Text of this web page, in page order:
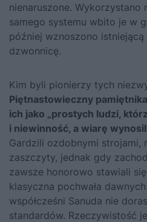
nienaruszone. Wykorzystano
samego systemu wbito je w
później wznoszono
dzwonnicę.
Kim byli pionierzy tych
Piętnastowieczny
ich jako „prostych ludzi,
i niewinność, a wiarę
Gardzili ozdobnymi strojami,
zaszczyty, jednak gdy
zawsze honorowo stawiali
klasyczna pochwała
współcześni Sanuda nie
standardów. Rzeczywistość